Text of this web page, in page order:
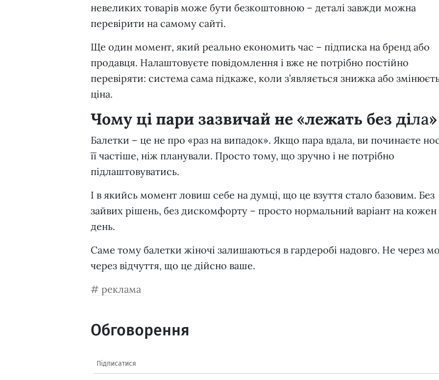
невеликих товарів може бути безкоштовною – деталі завжди можна
перевірити на самому сайті.
Ще один момент, який реально економить час – підписка на бренд або
продавця. Налаштовуєте повідомлення і вже не потрібно постійно
перевіряти: система сама підкаже, коли з’являється знижка або
ціна.
Чому ці пари зазвичай не «лежать без діла»
Балетки – це не про «раз на випадок». Якщо пара вдала, ви починаєте
її частіше, ніж планували. Просто тому, що зручно і не потрібно
підлаштовуватись.
І в якийсь момент ловиш себе на думці, що це взуття стало базовим. Без
зайвих рішень, без дискомфорту – просто нормальний варіант на кожен
день.
Саме тому балетки жіночі залишаються в гардеробі надовго. Не через
через відчуття, що це дійсно ваше.
реклама
Обговорення
Підписатися